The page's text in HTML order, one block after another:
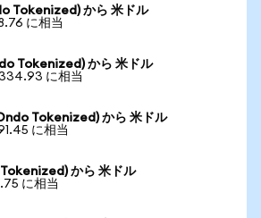
Tokenized) から 米ドル
に相当
Tokenized) から 米ドル
に相当
Tokenized) から 米ドル
に相当
から 米ドル
に相当